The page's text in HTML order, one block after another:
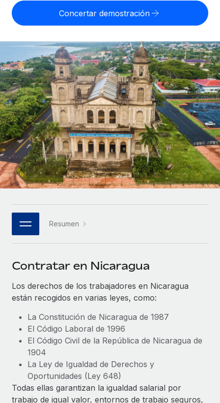
cumpliendo la normativa.
Integra y gestiona a autónomos globalmente.
PEO
Externaliza tareas laborales complejas.
INFRAESTRUCTURA
Conexión Remote
Integra los RR. HH. en tus flujos de trabajo sin
complicaciones.
Plataforma
Funciones esenciales de RR. HH. integradas para tu
Conectar
Conecta cualquier herramienta de IA con Remote
Optimiza los procesos con herramientas empresariales
esenciales.
SERVICIOS
Pregunta a un experto
Obtén ayuda de gente experta en RR. HH. globales
y cumplimiento normativo.
Comprobaciones de antecedentes
Simplifica los procesos de cribado de candidatos.
Comparador de Remote
Compáranos con otras empresas.
ETAPAS DE CRECIMIENTO
Startups
Soluciones ágiles de RR. HH. globales y nóminas para
empresas en crecimiento.
Mediana empresa
Amplía tu equipo con soluciones de RR. HH.
personalizadas.
Empresa
RR. HH. globales para grandes empresas.
ASOCIARSE
Socios tecnológicos estratégicos
Integra la gestión de los RR. HH. globales en tu
Asociarse
Remote Build Próximamente
CASOS PRÁCTICOS
cualquier país.
Descubre opciones de divisas y tiempos de pago para
autónomos globales.
APRENDIZAJE CON REMOTE
Guías y recursos
Casos prácticos
Glosario de RR. HH.
Listas de verificación y plantillas
Biblioteca de descripciones de puestos
Webinarios
Información sobre salarios y talento
Obtén ayuda
Consulta todos los recursos
BLOG
Nómina global
EOR y PEO
English
Nederlands
Français
Deutsch
Español
Italiano
Português (Portugal)
日本語
한국어
中文（简体）
Concertar demostración
Resumen
Contratar en Nicaragua
Los derechos de los trabajadores en Nicaragua
están recogidos en varias leyes, como:
La Constitución de Nicaragua de 1987
El Código Laboral de 1996
El Código Civil de la República de Nicaragua de
1904
La Ley de Igualdad de Derechos y
Oportunidades (Ley 648)
Todas ellas garantizan la igualdad salarial por
trabajo de igual valor, entornos de trabajo seguros,